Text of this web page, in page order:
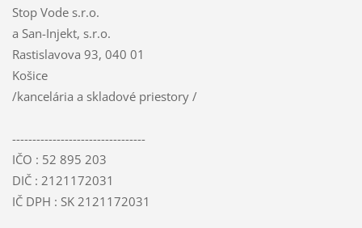
Stop Vode s.r.o.
a San-Injekt, s.r.o.
Rastislavova 93, 040 01
Košice
/kancelária a skladové priestory /
---------------------------------
IČO : 52 895 203
DIČ : 2121172031
IČ DPH : SK 2121172031